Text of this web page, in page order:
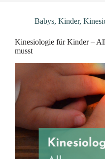
Babys, Kinder,
Kinesiologie für Kinder –
musst